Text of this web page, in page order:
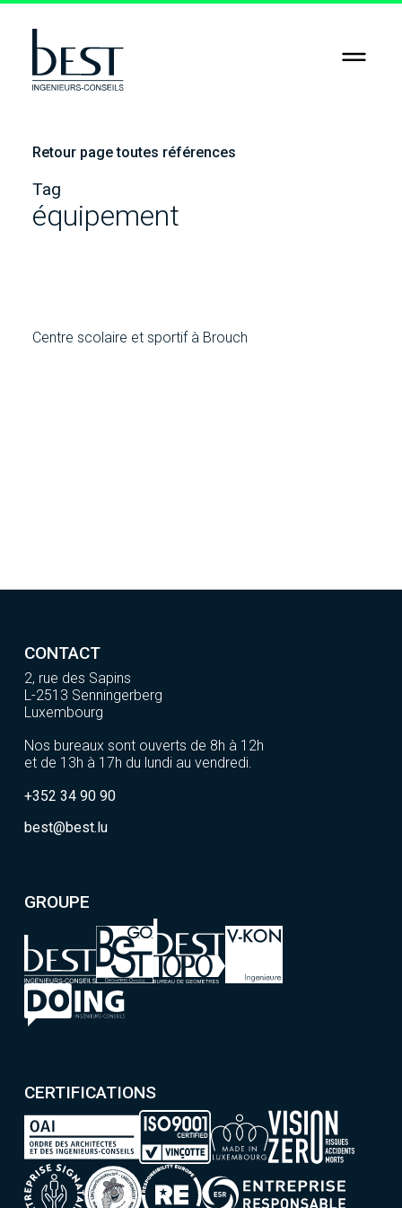
RSE
Contact
Retour page toutes références
Tag
équipement
Centre scolaire et sportif à Brouch
CONTACT
2, rue des Sapins
L-2513 Senningerberg
Luxembourg
Nos bureaux sont ouverts de 8h à 12h
et de 13h à 17h du lundi au vendredi.
+352 34 90 90
best@best.lu
GROUPE
CERTIFICATIONS